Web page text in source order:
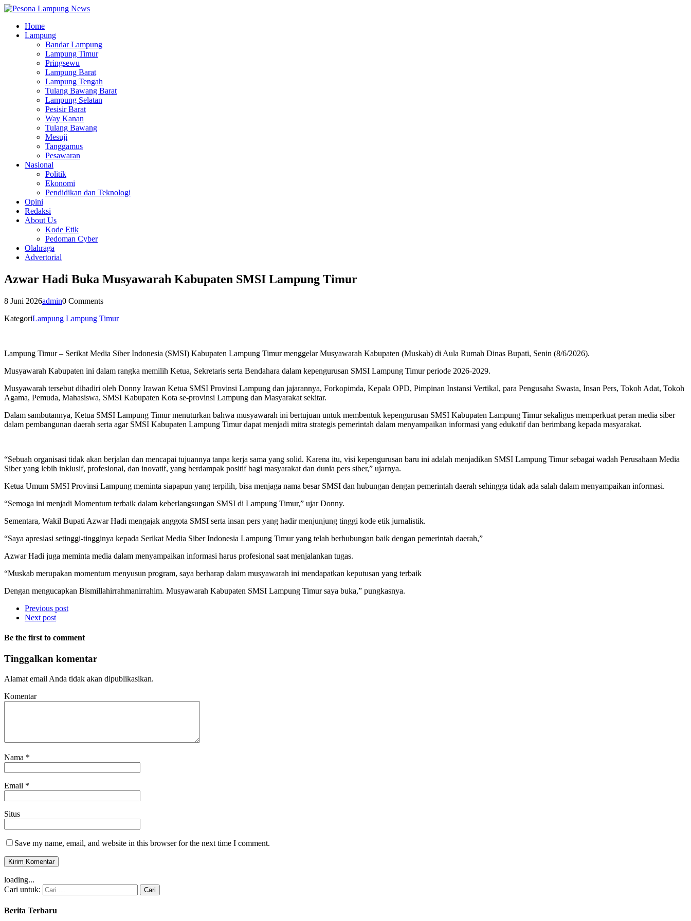
Home
Lampung
Bandar Lampung
Lampung Timur
Pringsewu
Lampung Barat
Lampung Tengah
Tulang Bawang Barat
Lampung Selatan
Pesisir Barat
Way Kanan
Tulang Bawang
Mesuji
Tanggamus
Pesawaran
Nasional
Politik
Ekonomi
Pendidikan dan Teknologi
Opini
Redaksi
About Us
Kode Etik
Pedoman Cyber
Olahraga
Advertorial
Azwar Hadi Buka Musyawarah Kabupaten SMSI Lampung Timur
8 Juni 2026admin0 Comments
KategoriLampung Lampung Timur
Lampung Timur – Serikat Media Siber Indonesia (SMSI) Kabupaten Lampung Timur menggelar Musyawarah Kabupaten (Muskab) di Aula Rumah Dinas Bupati, Senin (8/6/2026).
Musyawarah Kabupaten ini dalam rangka memilih Ketua, Sekretaris serta Bendahara dalam kepengurusan SMSI Lampung Timur periode 2026-2029.
Musyawarah tersebut dihadiri oleh Donny Irawan Ketua SMSI Provinsi Lampung dan jajarannya, Forkopimda, Kepala OPD, Pimpinan Instansi Vertikal, para Pengusaha Swasta, Insan Pers, Tokoh Adat, Tokoh
Agama, Pemuda, Mahasiswa, SMSI Kabupaten Kota se-provinsi Lampung dan Masyarakat sekitar.
Dalam sambutannya, Ketua SMSI Lampung Timur menuturkan bahwa musyawarah ini bertujuan untuk membentuk kepengurusan SMSI Kabupaten Lampung Timur sekaligus memperkuat peran media siber
dalam pembangunan daerah serta agar SMSI Kabupaten Lampung Timur dapat menjadi mitra strategis pemerintah dalam menyampaikan informasi yang edukatif dan berimbang kepada masyarakat.
“Sebuah organisasi tidak akan berjalan dan mencapai tujuannya tanpa kerja sama yang solid. Karena itu, visi kepengurusan baru ini adalah menjadikan SMSI Lampung Timur sebagai wadah Perusahaan Media
Siber yang lebih inklusif, profesional, dan inovatif, yang berdampak positif bagi masyarakat dan dunia pers siber,” ujarnya.
Ketua Umum SMSI Provinsi Lampung meminta siapapun yang terpilih, bisa menjaga nama besar SMSI dan hubungan dengan pemerintah daerah sehingga tidak ada salah dalam menyampaikan informasi.
“Semoga ini menjadi Momentum terbaik dalam keberlangsungan SMSI di Lampung Timur,” ujar Donny.
Sementara, Wakil Bupati Azwar Hadi mengajak anggota SMSI serta insan pers yang hadir menjunjung tinggi kode etik jurnalistik.
“Saya apresiasi setinggi-tingginya kepada Serikat Media Siber Indonesia Lampung Timur yang telah berhubungan baik dengan pemerintah daerah,”
Azwar Hadi juga meminta media dalam menyampaikan informasi harus profesional saat menjalankan tugas.
“Muskab merupakan momentum menyusun program, saya berharap dalam musyawarah ini mendapatkan keputusan yang terbaik
Dengan mengucapkan Bismillahirrahmanirrahim. Musyawarah Kabupaten SMSI Lampung Timur saya buka,” pungkasnya.
Previous post
Next post
Be the first to comment
Tinggalkan komentar
Alamat email Anda tidak akan dipublikasikan.
Komentar
Nama *
Email *
Situs
Save my name, email, and website in this browser for the next time I comment.
loading...
Cari untuk:
Berita Terbaru